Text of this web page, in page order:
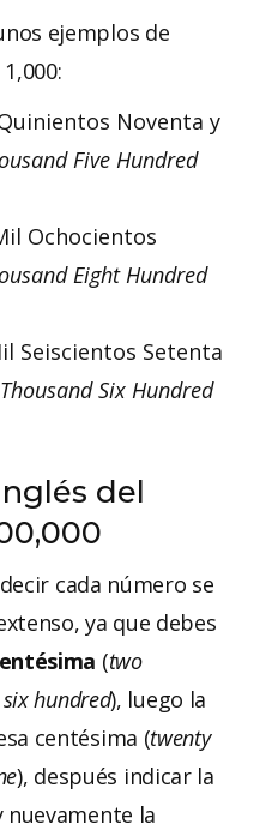
ejemplos de
Noventa y
Five Hundred
Ochocientos
Eight Hundred
Seiscientos Setenta
Six Hundred
del
cada número se
ya que debes
(two
hundred), luego la
centésima (twenty
), después indicar la
nuevamente la